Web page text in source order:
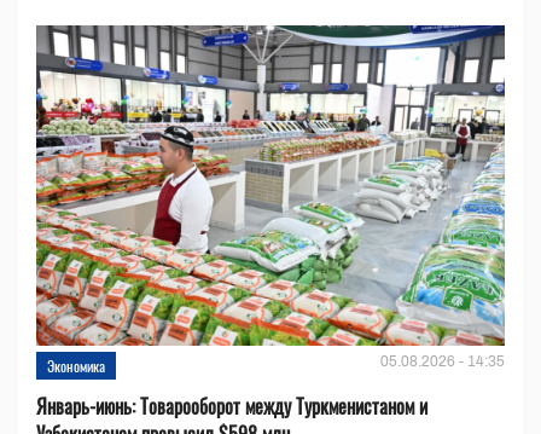
Экономика 05.08.2026 - 14:35
Январь-июнь: Товарооборот между Туркменистаном и